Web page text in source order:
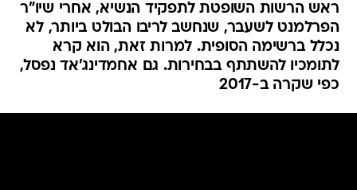
ראש הרשות השופטת לתפקיד הנשיא, אחרי שיו"ר
הפרלמנט לשעבר, שנחשב לריבו הבולט ביותר, לא
נכלל ברשימה הסופית. למרות זאת, הוא קרא
לתומכיו להשתתף בבחירות. גם אחמדינג'אד נפסל,
כפי שקרה ב-2017